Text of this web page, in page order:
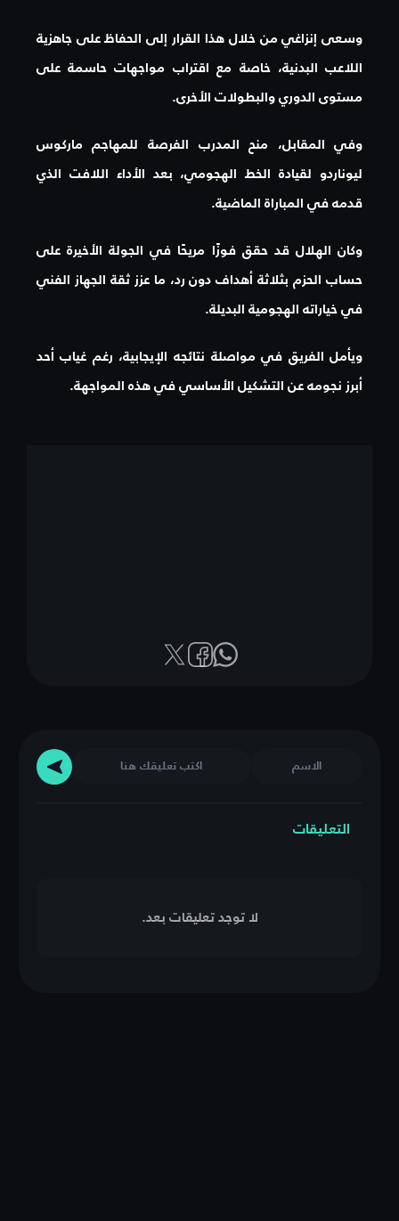
وسعى إنزاغي من خلال هذا القرار إلى الحفاظ على جاهزية
اللاعب البدنية، خاصة مع اقتراب مواجهات حاسمة على
مستوى الدوري والبطولات الأخرى.
وفي المقابل، منح المدرب الفرصة للمهاجم ماركوس
ليوناردو لقيادة الخط الهجومي، بعد الأداء اللافت الذي
قدمه في المباراة الماضية.
وكان الهلال قد حقق فوزًا مريحًا في الجولة الأخيرة على
حساب الحزم بثلاثة أهداف دون رد، ما عزز ثقة الجهاز الفني
في خياراته الهجومية البديلة.
ويأمل الفريق في مواصلة نتائجه الإيجابية، رغم غياب أحد
أبرز نجومه عن التشكيل الأساسي في هذه المواجهة.
التعليقات
لا توجد تعليقات بعد.